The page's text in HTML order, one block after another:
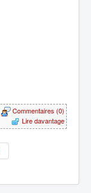
Commentaires (0)
Lire davantage